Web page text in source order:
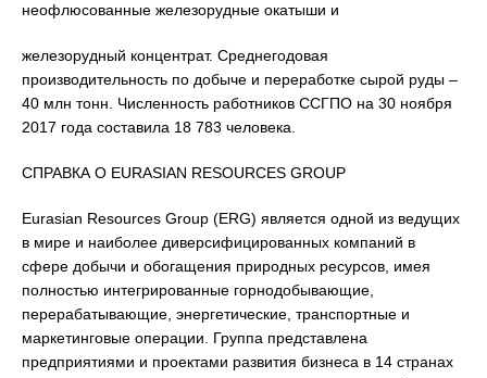
неофлюсованные железорудные окатыши и
железорудный концентрат. Среднегодовая
производительность по добыче и переработке сырой руды –
40 млн тонн. Численность работников ССГПО на 30 ноября
2017 года составила 18 783 человека.
СПРАВКА О EURASIAN RESOURCES GROUP
Eurasian Resources Group (ERG) является одной из ведущих
в мире и наиболее диверсифицированных компаний в
сфере добычи и обогащения природных ресурсов, имея
полностью интегрированные горнодобывающие,
перерабатывающие, энергетические, транспортные и
маркетинговые операции. Группа представлена
предприятиями и проектами развития бизнеса в 14 странах